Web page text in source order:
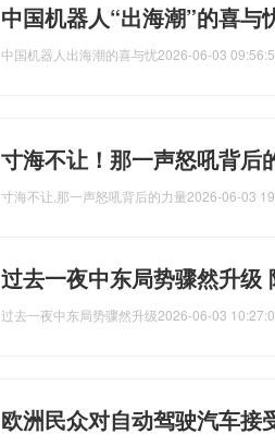
中国机器人“出海潮”的喜与
中国机器人出海潮的喜与忧2026-06-03
寸海不让！那一声怒吼背后
寸海不让,那一声怒吼背后的力量2026-06-03
过去一夜中东局势骤然升级
过去一夜中东局势骤然升级2026-06-03
欧洲民众对自动驾驶汽车接